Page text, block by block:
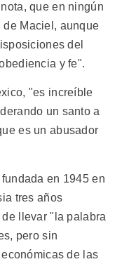
que en ningún
Maciel, aunque
del
y fe".
"es increíble
un santo a
es un abusador
en 1945 en
tres años
llevar "la palabra
pero sin
de las